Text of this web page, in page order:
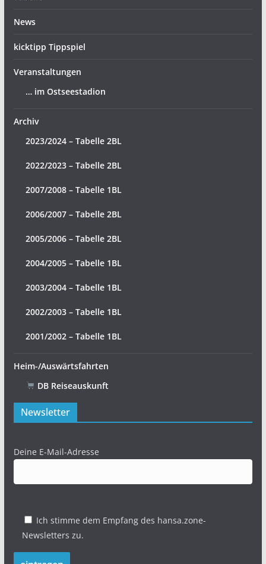
News
kicktipp Tippspiel
Veranstaltungen
… im Ostseestadion
Archiv
2023/2024 – Tabelle 2BL
2022/2023 – Tabelle 2BL
2007/2008 – Tabelle 1BL
2006/2007 – Tabelle 2BL
2005/2006 – Tabelle 2BL
2004/2005 – Tabelle 1BL
2003/2004 – Tabelle 1BL
2002/2003 – Tabelle 1BL
2001/2002 – Tabelle 1BL
Heim-/Auswärtsfahrten
DB Reiseauskunft
Newsletter
Deine E-Mail-Adresse
Ich stimme dem Empfang des hansa.zone-
Newsletters zu.